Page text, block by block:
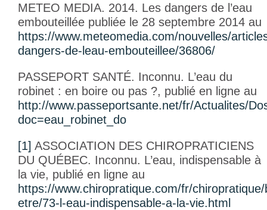
METEO MEDIA. 2014. Les dangers de l’eau
embouteillée publiée le 28 septembre 2014 au
https://www.meteomedia.com/nouvelles/
dangers-de-leau-embouteillee/36806/
PASSEPORT SANTÉ. Inconnu. L’eau du
robinet : en boire ou pas ?, publié en ligne au
http://www.passeportsante.net/fr/Actualites/
doc=eau_robinet_do
[1] ASSOCIATION DES CHIROPRATICIENS
DU QUÉBEC. Inconnu. L’eau, indispensable à
la vie, publié en ligne au
https://www.chiropratique.com/fr/
etre/73-l-eau-indispensable-a-la-vie.html